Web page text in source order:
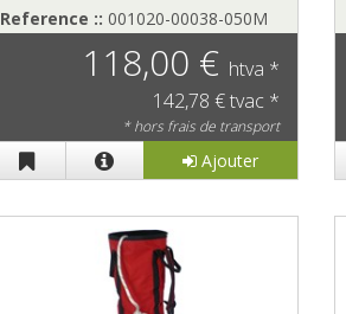
Reference :: 001020-00038-050M
118,00 € htva *
142,78 € tvac *
* hors frais de transport
Ajouter